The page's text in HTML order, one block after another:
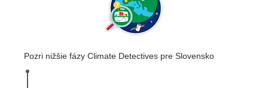
Pozri nižšie fázy Climate Detectives pre Slovensko